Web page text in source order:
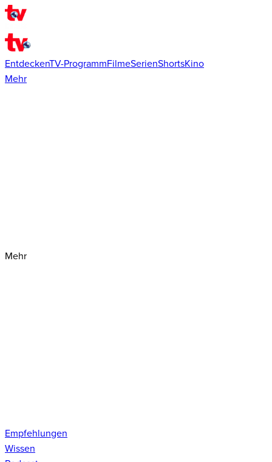
EntdeckenTV-ProgrammFilmeSerienShortsKino
Mehr
Mehr
Empfehlungen
Wissen